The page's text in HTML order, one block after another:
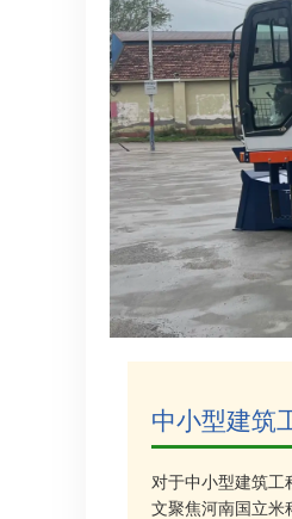
中小型建筑
对于中小型建筑工
文聚焦河南国立米